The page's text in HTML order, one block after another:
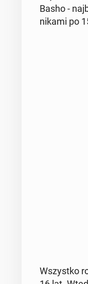
Basho -
ni­ka­mi po
Wszyst­ko